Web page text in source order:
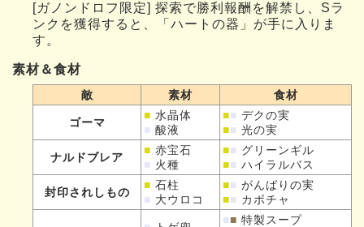
[ガノンドロフ限定] 探索で勝利報酬を解禁し、Sラ
ンクを獲得すると、「ハートの器」が手に入りま
す。
素材＆食材
敵 素材 食材
ゴーマ
■ 水晶体
■ 酸液
■■ デクの実
■■ 光の実
ナルドブレア
■ 赤宝石
■ 火種
■■ グリーンギル
■■ ハイラルバス
封印されしもの
■ 石柱
■ 大ウロコ
■■ がんばりの実
■■ カボチャ
■■ 特製スープ